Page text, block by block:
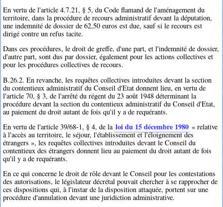
En vertu de l'article 4.7.21, § 5, du Code flamand de l'aménagement du
territoire, dans la procédure de recours administratif devant la députation,
une indemnité de dossier de 62,50 euros est due, sauf si le recours est
dirigé contre un refus tacite.
Dans ces procédures, le droit de greffe, d'une part, et l'indemnité de dossier,
d'autre part, sont dus par dossier, également pour les actions collectives et
pour les procédures collectives de recours.
B.26.2. En revanche, les requêtes collectives introduites devant la section
du contentieux administratif du Conseil d'Etat donnent lieu, en vertu de
l'article 70, § 3, de l'arrêté du régent du 23 août 1948 déterminant la
procédure devant la section du contentieux administratif du Conseil d'Etat,
au paiement du droit autant de fois qu'il y a de requérants.
En vertu de l'article 39/68-1, § 4, de la loi du 15 décembre 1980 « relative
à l'accès au territoire, le séjour, l'établissement et l'éloignement des
étrangers », les requêtes collectives introduites devant le Conseil du
contentieux des étrangers donnent lieu au paiement du droit autant de fois
qu'il y a de requérants.
En ce qui concerne le droit de rôle devant le Conseil pour les contestations
des autorisations, le législateur décrétal pouvait chercher à se rapprocher de
ces dispositions qui, à l'instar de la disposition attaquée, portent sur une
procédure d'annulation devant une juridiction administrative.